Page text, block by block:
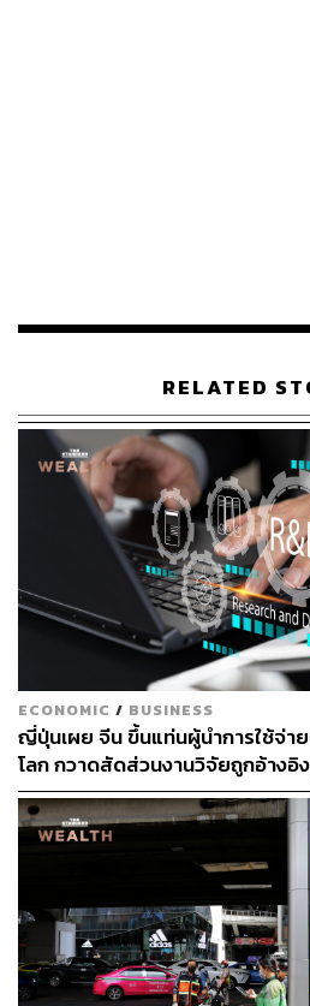
กลุ่มธุรกิจน้ำมันมาเป็นบริษัทเทคโ
พูดได้เต็มปากว่าทุกบริษัทในวันนี้เ
ทั้งหมด แม้แต่อุตสาหกรรมที่หลาย
เกี่ยวข้องกับเทคโนโลยีสักเท่าไรอ
การก่อสร้าง”
อิสริยะบอกต่อว่าการเกษตรเคยเป็
สูง พึ่งพาดินฟ้าอากาศมาก และใช้เ
คือในวันนี้เทคโนโลยีเข้ามามีบท
รนดูแลแปลงเกษตรและพ่นยาฆ่า
เช่นเดียวกับอุตสาหกรรมการผลิต
วัตถุดิบสังเคราะห์จากพืชเพื่อปูทาง
ข้างหน้า ตลอดจนอุตสาหกรรมกา
ประดิษฐ์และเครื่องพิมพ์ 3 มิติสร้าง
ประเทศเนเธอร์แลนด์
“ไม่ว่าคุณจะอยู่ในอุตสาหกรรมใ
เปลี่ยนแปลงทางเทคโนโลยี คำถา
เทคโนโลยีมาใช้ในการเปลี่ยนแปลง
RELATED
ECONOMIC / BUSINESS
ญี่ปุ่นเผย จีน ขึ้นแท่นผู้นำการใช้จ่
โลก กวาดสัดส่วนงานวิจัยถูกอ้าง